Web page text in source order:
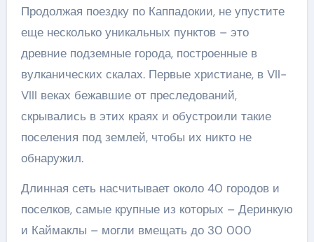
Продолжая поездку по Каппадокии, не упустите
еще несколько уникальных пунктов – это
древние подземные города, построенные в
вулканических скалах. Первые христиане, в VII-
VIII веках бежавшие от преследований,
скрывались в этих краях и обустроили такие
поселения под землей, чтобы их никто не
обнаружил.
Длинная сеть насчитывает около 40 городов и
поселков, самые крупные из которых – Деринкую
и Каймаклы – могли вмещать до 30 000